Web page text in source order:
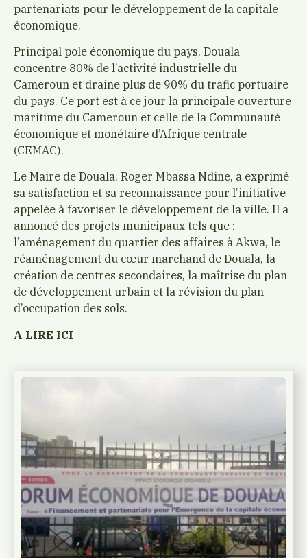
partenariats pour le développement de la capitale
économique.
Principal pole économique du pays, Douala
concentre 80% de l’activité industrielle du
Cameroun et draine plus de 90% du trafic portuaire
du pays. Ce port est à ce jour la principale ouverture
maritime du Cameroun et celle de la Communauté
économique et monétaire d’Afrique centrale
(CEMAC).
Le Maire de Douala, Roger Mbassa Ndine, a exprimé
sa satisfaction et sa reconnaissance pour l’initiative
appelée à favoriser le développement de la ville. Il a
annoncé des projets municipaux tels que :
l’aménagement du quartier des affaires à Akwa, le
réaménagement du cœur marchand de Douala, la
création de centres secondaires, la maîtrise du plan
de développement urbain et la révision du plan
d’occupation des sols.
A LIRE ICI